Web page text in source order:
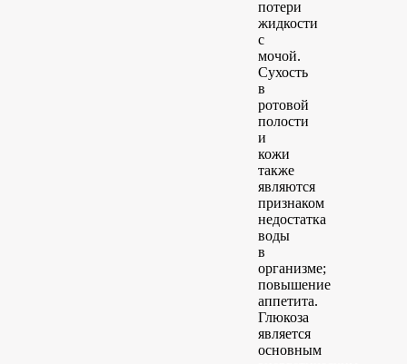
потери
жидкости
с
мочой.
Сухость
в
ротовой
полости
и
кожи
также
являются
признаком
недостатка
воды
в
организме;
повышение
аппетита.
Глюкоза
является
основным